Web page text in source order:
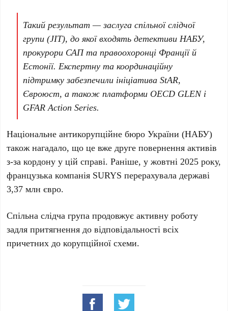
Такий результат — заслуга спільної слідчої
групи (JIT), до якої входять детективи НАБУ,
прокурори САП та правоохоронці Франції й
Естонії. Експертну та координаційну
підтримку забезпечили ініціатива StAR,
Євроюст, а також платформи OECD GLEN і
GFAR Action Series.
Національне антикорупційне бюро України (НАБУ)
також нагадало, що це вже друге повернення активів
з-за кордону у цій справі. Раніше, ужовтні 2025 року,
французька компанія SURYS перерахувала державі
3,37 млн євро.
Спільна слідча група продовжує активну роботу
задля притягнення до відповідальності всіх
причетних до корупційної схеми.